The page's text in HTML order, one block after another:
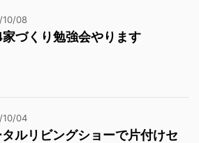
10/08
づくり勉強会やります
10/04
タルリビングショーで片付けセ